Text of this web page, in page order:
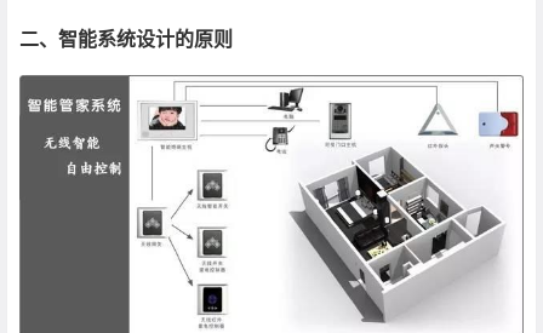
二、智能系统设计的原则